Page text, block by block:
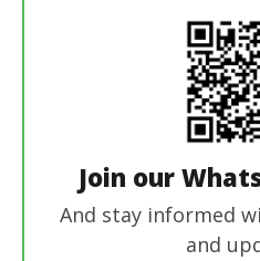
Join our
And stay informed
and